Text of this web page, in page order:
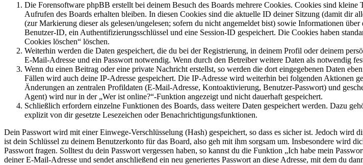
Die Forensoftware phpBB erstellt bei deinem Besuch des Boards mehrere Cookies. Cookies sind
Aufrufen des Boards erhalten bleiben. In diesen Cookies sind die aktuelle ID deiner Sitzung (damit dir
(zur Markierung dieser als gelesen/ungelesen; sofern du nicht angemeldet bist) sowie Informationen
Benutzer-ID, ein Authentifizierungsschlüssel und eine Session-ID gespeichert. Die Cookies haben
Cookies löschen“ löschen.
Weiterhin werden die Daten gespeichert, die du bei der Registrierung, in deinem Profil oder deinem
E-Mail-Adresse und ein Passwort notwendig. Wenn durch den Betreiber weitere Daten als notwendig
Wenn du einen Beitrag oder eine private Nachricht erstellst, so werden die dort eingegebenen Daten
Fällen wird auch deine IP-Adresse gespeichert. Die IP-Adresse wird weiterhin bei folgenden Aktionen
Änderungen an zentralen Profildaten (E-Mail-Adresse, Kontoaktivierung, Benutzer-Passwort) und
Agent) wird nur in der „Wer ist online?“-Funktion angezeigt und nicht dauerhaft gespeichert.
Schließlich erfordern einzelne Funktionen des Boards, dass weitere Daten gespeichert werden. Dazu
explizit von dir gesetzte Lesezeichen oder Benachrichtigungsfunktionen.
Dein Passwort wird mit einer Einwege-Verschlüsselung (Hash) gespeichert, so dass es sicher ist. Jedoch
ist dein Schlüssel zu deinem Benutzerkonto für das Board, also geh mit ihm sorgsam um. Insbesondere wird
Passwort fragen. Solltest du dein Passwort vergessen haben, so kannst du die Funktion „Ich habe mein
deiner E-Mail-Adresse und sendet anschließend ein neu generiertes Passwort an diese Adresse, mit dem du